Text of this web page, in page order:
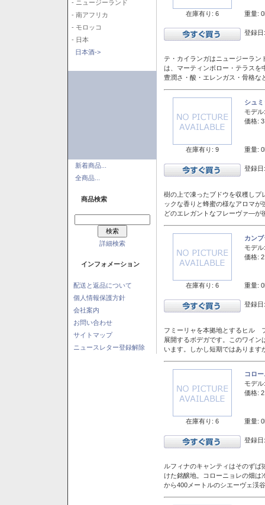
- ニュージーランド
- 南アフリカ
- モロッコ
- 日本
日本酒->
新着商品...
全商品...
商品検索
詳細検索
インフォメーション
配送と返品について
個人情報保護方針
会社案内
お問い合わせ
サイトマップ
ニュースレター登録解除
在庫有り: 6 重量:
登録
テ・カイランガはニュージーラン
は、マーティンボロー・テラスを
豊潤さ・酸・エレンガス・骨格
在庫有り: 9
シュ
モデル:
価格:
重量:
登録
樹の上で凍ったブドウを収穫しプ
ックな香りと蜂蜜の様なアロマ
どのエレガントなフレーヴァ―が
在庫有り: 6
カン
モデル:
価格:
重量:
登録
フミーリャを本拠地とするヒル
展開するボデガです。このワイ
います。しかし短期ではありま
在庫有り: 6
コロ
モデル:
価格:
重量:
登録
ルフィナのキャンティはそのず
けた銘醸地。コローニョレの畑は
から400メートルのシエーヴェ渓